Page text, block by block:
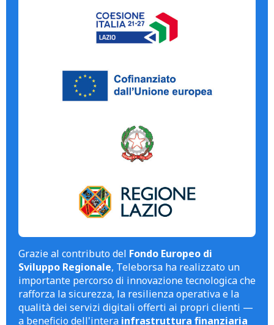
Grazie al contributo del Fondo Europeo di
Sviluppo Regionale, Teleborsa ha realizzato un
importante percorso di innovazione tecnologica che
rafforza la sicurezza, la resilienza operativa e la
qualità dei servizi digitali offerti ai propri clienti —
a beneficio dell'intera infrastruttura finanziaria